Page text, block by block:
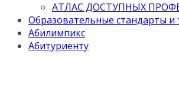
АТЛАС ДОСТУПНЫХ
Образовательные стандарты и
Абилимпикс
Абитуриенту